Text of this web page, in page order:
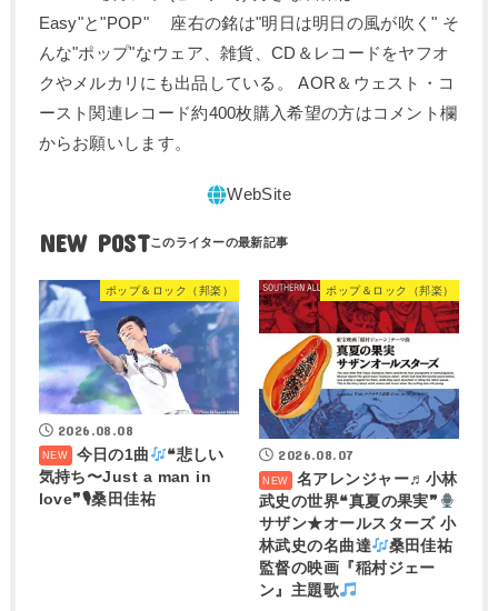
Easy"と"POP" 座右の銘は"明日は明日の風が吹く" そ
んな"ポップ"なウェア、雑貨、CD＆レコードをヤフオ
クやメルカリにも出品している。 AOR＆ウェスト・コ
ースト関連レコード約400枚購入希望の方はコメント欄
からお願いします。
NEW POST
ポップ＆ロック（邦楽）
2026.08.08
今日の1曲
❝悲しい
気持ち〜Just a man in
love❞🎙桑田佳祐
ポップ＆ロック（邦楽）
2026.08.07
名アレンジャー♬ 小林
武史の世界❝真夏の果実❞
サザン★オールスターズ 小
林武史の名曲達
桑田佳祐
監督の映画『稲村ジェー
ン』主題歌